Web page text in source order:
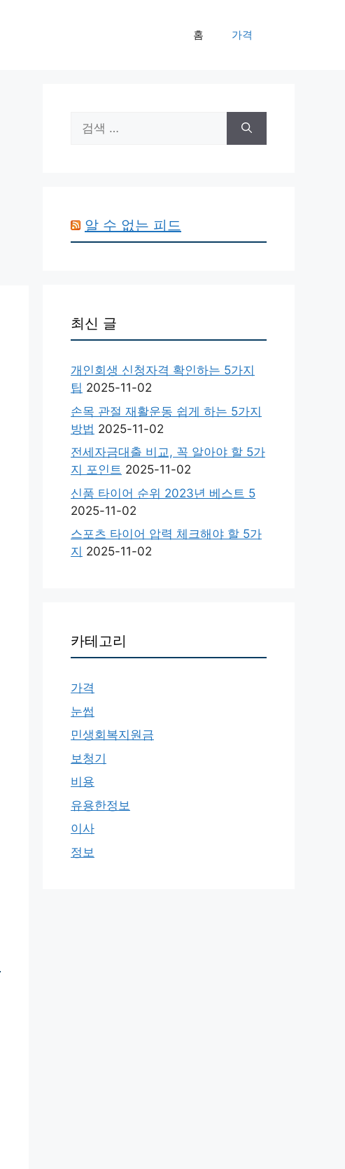
홈 가격
색:
알 수 없는 피드
최신 글
개인회생 신청자격 확인하는 5가지
팁 2025-11-02
손목 관절 재활운동 쉽게 하는 5가지
방법 2025-11-02
전세자금대출 비교, 꼭 알아야 할 5가
지 포인트 2025-11-02
신품 타이어 순위 2023년 베스트 5
2025-11-02
스포츠 타이어 압력 체크해야 할 5가
지 2025-11-02
카테고리
가격
눈썹
민생회복지원금
보청기
비용
유용한정보
이사
정보